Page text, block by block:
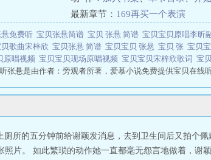
最新章节： 169再买一个表演
免费听 宝贝张悬简谱 宝贝 张悬 简谱 宝贝宝贝原唱李昕
歌曲宋梓欣 宝贝张悬 简谱 宝贝宝贝 张悬 宝贝 张 宝贝
原唱视频 宝贝宝贝现场原唱视频 宝贝宝贝宋梓欣歌词 宝
张悬是由作者：旁观者所著，爱慕小说免费提供宝贝在线
所的五分钟前给谢颖发消息，去到卫生间后又拍个
片。 如此繁琐的动作她一直都毫无怨言地做着，谢